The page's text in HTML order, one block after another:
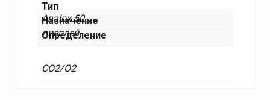
Тип
Analox 50
Назначение
дисплей
Определение
CO2/O2